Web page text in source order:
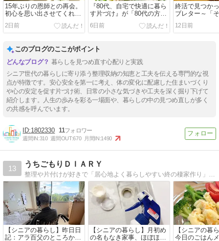
15年ぶりの恩師との再会。
初心を思い出させてくれ
た、かけがえのない時間
2日前
『80代、自宅で快適に暮ら
す片づけ』が「80代の方や
高齢者がいる家族におすす
めの本10選」に紹介されま
6日前
終活で見つか
ブレター～「
う」という選
12日前
このブログのここがポイント
暮らしを見つめ直す心配りと実践
シニア世代の暮らしに寄り添う整理収納の知恵と工夫を伝える専門的な視
点が特徴です。安心安全を第一に考え、体の変化に配慮した住まいづくり
や心の安定を促す片づけ術、日常の小さな気づきや工夫を深く掘り下げて
紹介します。人生の歩みを彩る一場面や、暮らしの中の見つめ直しが多く
の共感を呼んでいます。
1802330 11
週間IN:310 週間OUT:670 月間IN:1490
13
うちごもりＤＩＡＲＹ
整理や片付けが好きで「居心地よく暮らしやすい終の棲家作り」と「シンプルライフ」を目指す毎日。 田舎暮らしでもインテリアにはこだわってちょっとおしゃれに暮らした…
【シニアの暮らし】昨日日
記：アラ百父のところから
【シニアの暮らし】月初め
の名もなき家事、ほぼほぼ
【シニアの暮
今日のごはん